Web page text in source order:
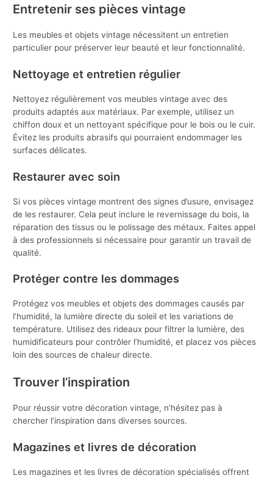
Entretenir ses pièces vintage
Les meubles et objets vintage nécessitent un entretien
particulier pour préserver leur beauté et leur fonctionnalité.
Nettoyage et entretien régulier
Nettoyez régulièrement vos meubles vintage avec des
produits adaptés aux matériaux. Par exemple, utilisez un
chiffon doux et un nettoyant spécifique pour le bois ou le cuir.
Évitez les produits abrasifs qui pourraient endommager les
surfaces délicates.
Restaurer avec soin
Si vos pièces vintage montrent des signes d’usure, envisagez
de les restaurer. Cela peut inclure le revernissage du bois, la
réparation des tissus ou le polissage des métaux. Faites appel
à des professionnels si nécessaire pour garantir un travail de
qualité.
Protéger contre les dommages
Protégez vos meubles et objets des dommages causés par
l’humidité, la lumière directe du soleil et les variations de
température. Utilisez des rideaux pour filtrer la lumière, des
humidificateurs pour contrôler l’humidité, et placez vos pièces
loin des sources de chaleur directe.
Trouver l’inspiration
Pour réussir votre décoration vintage, n’hésitez pas à
chercher l’inspiration dans diverses sources.
Magazines et livres de décoration
Les magazines et les livres de décoration spécialisés offrent